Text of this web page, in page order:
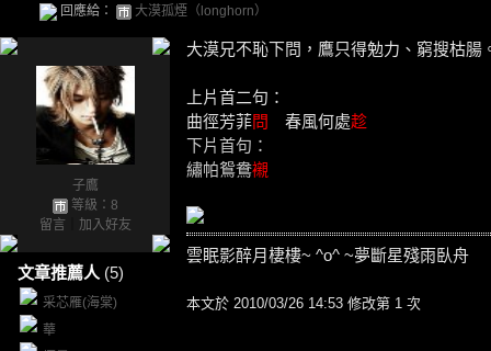
回應給： 大漠孤煙（longhorn）
子鷹
等級：8
留言
加入好友
文章推薦人 (5)
采芯雁(海棠)
華
大漠兄不恥下問，鷹只得勉力、窮搜枯腸
上片首二句：
曲徑芳菲問 春風何處趁
下片首句：
繡帕鴛鴦襯
雲眠影醉月棲樓~ ^o^ ~夢斷星殘雨臥舟
本文於 2010/03/26 14:53 修改第 1 次